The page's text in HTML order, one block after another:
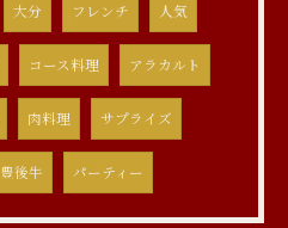
大分 フレンチ 人気
コース料理 アラカルト
肉料理 サプライズ
豊後牛 パーティー